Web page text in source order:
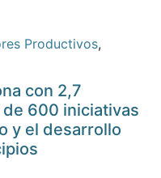
Productivos,
con 2,7
600 iniciativas
y el desarrollo